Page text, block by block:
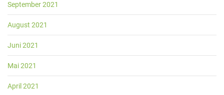
September 2021
August 2021
Juni 2021
Mai 2021
April 2021